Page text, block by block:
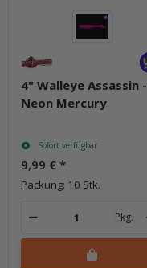
4" Walleye Assassin -
Neon Mercury
Sofort verfügbar
9,99 € *
Packung: 10 Stk.
Pkg.